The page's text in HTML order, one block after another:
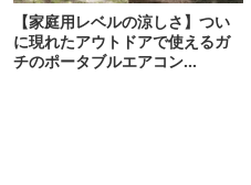
【家庭用レベルの涼しさ】つい
に現れたアウトドアで使えるガ
チのポータブルエアコン